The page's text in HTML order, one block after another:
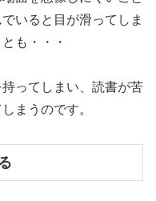
いると目が滑ってしま
も・・・
ってしまい、読書が苦
まうのです。